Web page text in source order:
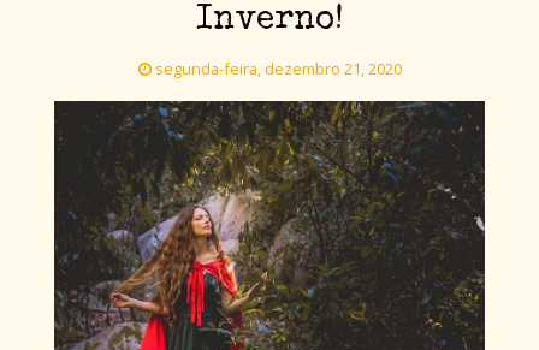
Inverno!
segunda-feira, dezembro 21, 2020